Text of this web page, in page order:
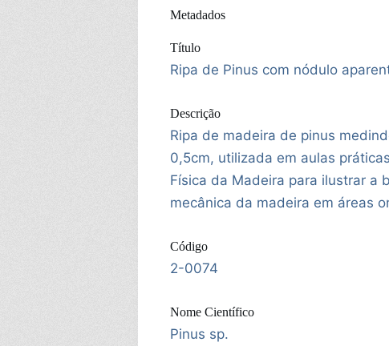
Metadados
Título
Ripa de Pinus com nódulo
Descrição
Ripa de madeira de pinus
0,5cm, utilizada em aulas
Física da Madeira para ilustrar a
mecânica da madeira em áreas
Código
2-0074
Nome Científico
Pinus sp.